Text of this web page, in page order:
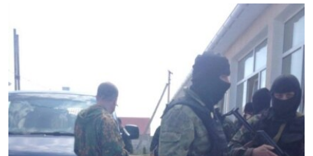
VİDEO
BLOGLAR
FİKİR
Русский